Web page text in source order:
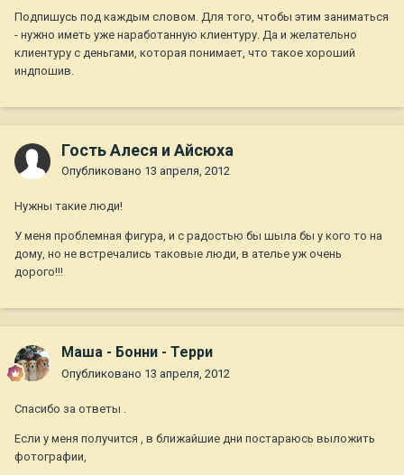
Подпишусь под каждым словом. Для того, чтобы этим заниматься
- нужно иметь уже наработанную клиентуру. Да и желательно
клиентуру с деньгами, которая понимает, что такое хороший
индпошив.
Гость Алеся и Айсюха
Опубликовано 13 апреля, 2012
Нужны такие люди!
У меня проблемная фигура, и с радостью бы шыла бы у кого то на
дому, но не встречались таковые люди, в ателье уж очень
дорого!!!
Маша - Бонни - Терри
Опубликовано 13 апреля, 2012
Спасибо за ответы .
Если у меня получится , в ближайшие дни постараюсь выложить
фотографии,